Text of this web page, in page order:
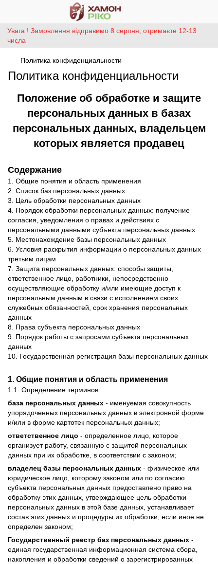
Увага ! Замовлення відправимо 8 серпня, отримаєте 12-13
числа
Политика конфиденциальности
Политика конфиденциальности
Положение об обработке и защите
персональных данных в базах
персональных данных, владельцем
которых является продавец
Содержание
1. Общие понятия и область применения
2. Список баз персональных данных
3. Цель обработки персональных данных
4. Порядок обработки персональных данных: получение
согласия, уведомления о правах и действиях с
персональными данными субъекта персональных данных
5. Местонахождение базы персональных данных
6. Условия раскрытия информации о персональных данных
третьим лицам
7. Защита персональных данных: способы защиты,
ответственное лицо, работники, непосредственно
осуществляющие обработку и/или имеющие доступ к
персональным данным в связи с исполнением своих
служебных обязанностей, срок хранения персональных
данных
8. Права субъекта персональных данных
9. Порядок работы с запросами субъекта персональных
данных
10. Государственная регистрация базы персональных данных
1. Общие понятия и область применения
1.1. Определение терминов:
база персональных данных - именуемая совокупность
упорядоченных персональных данных в электронной форме
и/или в форме картотек персональных данных;
ответственное лицо - определенное лицо, которое
организует работу, связанную с защитой персональных
данных при их обработке, в соответствии с законом;
владелец базы персональных данных - физическое или
юридическое лицо, которому законом или по согласию
субъекта персональных данных предоставлено право на
обработку этих данных, утверждающее цель обработки
персональных данных в этой базе данных, устанавливает
состав этих данных и процедуры их обработки, если иное не
определен законом;
Государственный реестр баз персональных данных -
единая государственная информационная система сбора,
накопления и обработки сведений о зарегистрированных